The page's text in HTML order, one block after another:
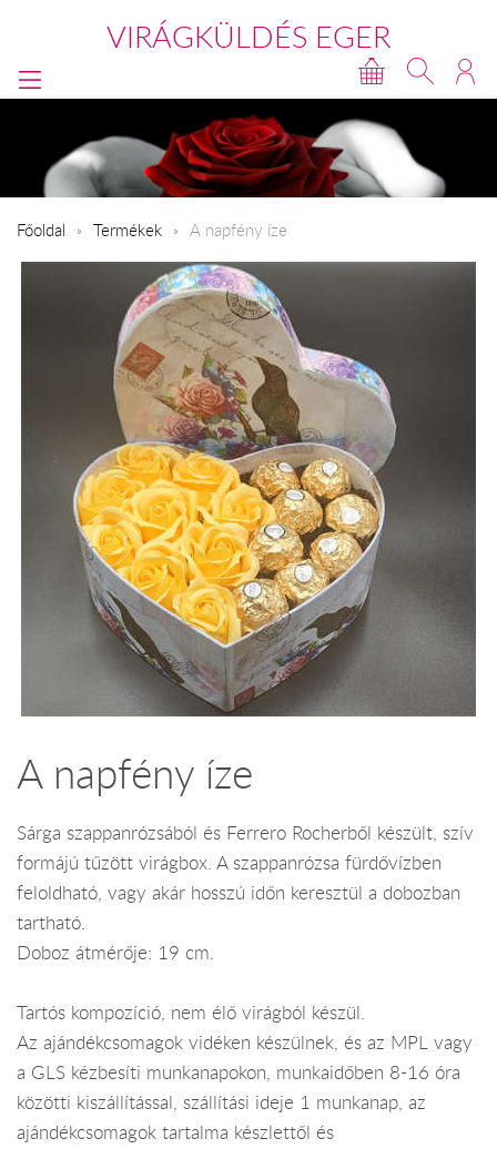
VIRÁGKÜLDÉS EGER
Főoldal Termékek A napfény íze
A napfény íze
Sárga szappanrózsából és Ferrero Rocherből készült, szív
formájú tűzött virágbox. A szappanrózsa fürdővízben
feloldható, vagy akár hosszú időn keresztül a dobozban
tartható.
Doboz átmérője: 19 cm.
Tartós kompozíció, nem élő virágból készül.
Az ajándékcsomagok vidéken készülnek, és az MPL vagy
a GLS kézbesíti munkanapokon, munkaidőben 8-16 óra
közötti kiszállítással, szállítási ideje 1 munkanap, az
ajándékcsomagok tartalma készlettől és